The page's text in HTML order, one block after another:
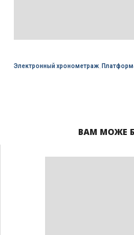
Электронный хронометраж,
ВАМ МОЖЕ